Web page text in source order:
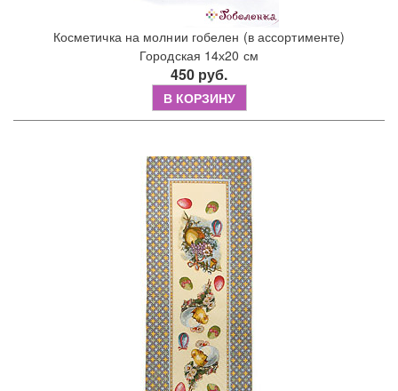
Косметичка на молнии гобелен (в ассортименте)
Городская 14х20 см
450 руб.
В КОРЗИНУ